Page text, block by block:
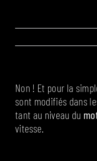
FILESERVICE
FAQ
Non ! Et pour la
sont modifiés dans
tant au niveau du
vitesse.